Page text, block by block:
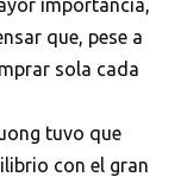
importancia,
que, pese a
sola cada
tuvo que
con el gran